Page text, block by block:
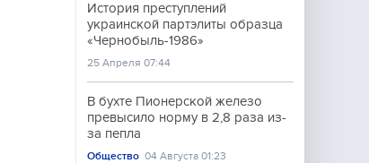
История преступлений
украинской партэлиты образца
«Чернобыль-1986»
25 Апреля 07:44
В бухте Пионерской железо
превысило норму в 2,8 раза из-
за пепла
Общество 04 Августа 01:23